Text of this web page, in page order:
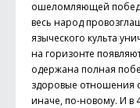
ошеломляющей победе
весь народ
языческого культа
на горизонте
одержана полная
здоровые отношения
иначе, по-новому. И в